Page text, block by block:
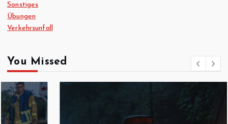
Sonstiges
Übungen
Verkehrsunfall
You Missed